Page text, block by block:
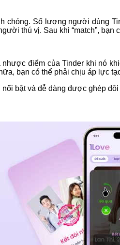
chóng. Số lượng người dùng
thú vị. Sau khi “match”, bạn
điểm của Tinder khi nó
bạn có thể phải chịu áp lực
bật và dễ dàng được ghép